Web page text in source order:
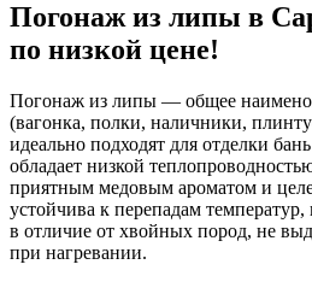
Погонаж из липы в
по низкой цене!
Погонаж из липы — общее
(вагонка, полки, наличники,
идеально подходят для отделки
обладает низкой
приятным медовым ароматом и
устойчива к перепадам
в отличие от хвойных пород, не
при нагревании.